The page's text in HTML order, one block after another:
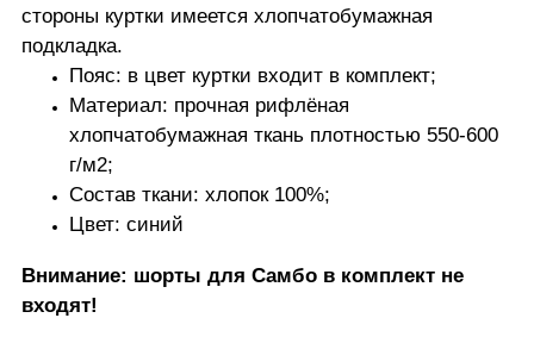
стороны куртки имеется хлопчатобумажная
подкладка.
Пояс: в цвет куртки входит в комплект;
Материал: прочная рифлёная
хлопчатобумажная ткань плотностью 550-600
г/м2;
Состав ткани: хлопок 100%;
Цвет: синий
Внимание: шорты для Самбо в комплект не
входят!